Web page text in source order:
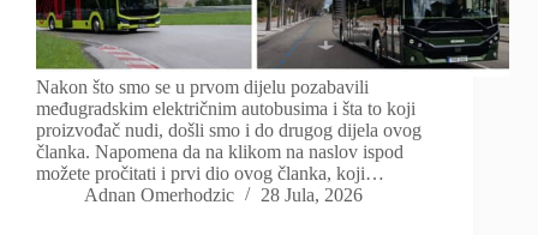
Nakon što smo se u prvom dijelu pozabavili
međugradskim električnim autobusima i šta to koji
proizvođač nudi, došli smo i do drugog dijela ovog
članka. Napomena da na klikom na naslov ispod
možete pročitati i prvi dio ovog članka, koji…
Adnan Omerhodzic
28 Jula, 2026